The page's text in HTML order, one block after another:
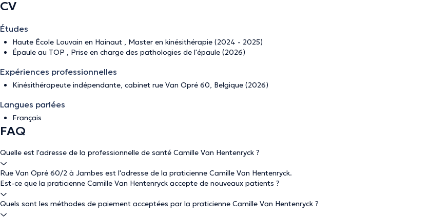
CV
Études
Haute École Louvain en Hainaut , Master en kinésithérapie (2024 - 2025)
Épaule au TOP , Prise en charge des pathologies de l'épaule (2026)
Expériences professionnelles
Kinésithérapeute indépendante, cabinet rue Van Opré 60, Belgique (2026)
Langues parlées
Français
FAQ
Quelle est l'adresse de la professionnelle de santé Camille Van Hentenryck ?
Rue Van Opré 60/2 à Jambes est l'adresse de la praticienne Camille Van Hentenryck.
Est-ce que la praticienne Camille Van Hentenryck accepte de nouveaux patients ?
Quels sont les méthodes de paiement acceptées par la praticienne Camille Van Hentenryck ?